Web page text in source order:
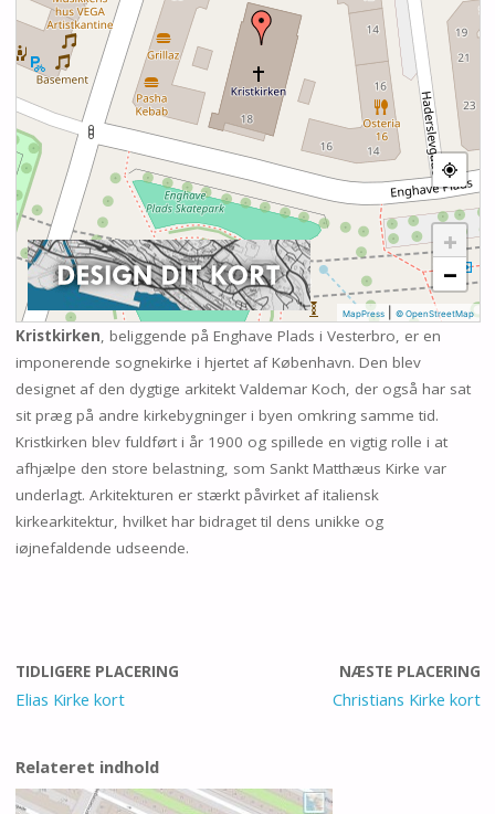
+
−
MapPress| © OpenStreetMap
Kristkirken, beliggende på Enghave Plads i Vesterbro, er en
imponerende sognekirke i hjertet af København. Den blev
designet af den dygtige arkitekt Valdemar Koch, der også har sat
sit præg på andre kirkebygninger i byen omkring samme tid.
Kristkirken blev fuldført i år 1900 og spillede en vigtig rolle i at
afhjælpe den store belastning, som Sankt Matthæus Kirke var
underlagt. Arkitekturen er stærkt påvirket af italiensk
kirkearkitektur, hvilket har bidraget til dens unikke og
iøjnefaldende udseende.
TIDLIGERE PLACERING
Elias Kirke kort
NÆSTE PLACERING
Christians Kirke kort
Relateret indhold